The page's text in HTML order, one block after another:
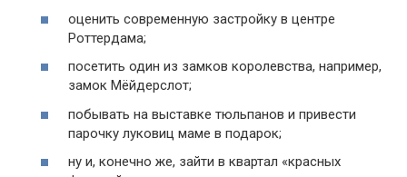
оценить современную застройку в центре
Роттердама;
посетить один из замков королевства, например,
замок Мёйдерслот;
побывать на выставке тюльпанов и привести
парочку луковиц маме в подарок;
ну и, конечно же, зайти в квартал «красных